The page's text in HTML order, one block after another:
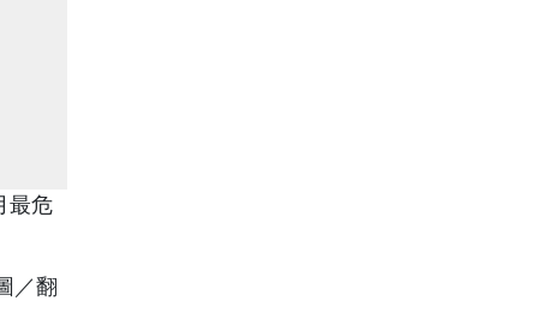
／翻